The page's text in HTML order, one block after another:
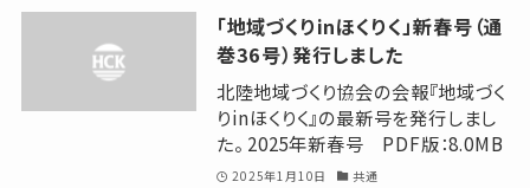
「地域づくりinほくりく」新春号（通
巻36号）発行しました
北陸地域づくり協会の会報『地域づく
りinほくりく』の最新号を発行しまし
た。 2025年新春号 PDF版：8.0MB
2025年1月10日 共通